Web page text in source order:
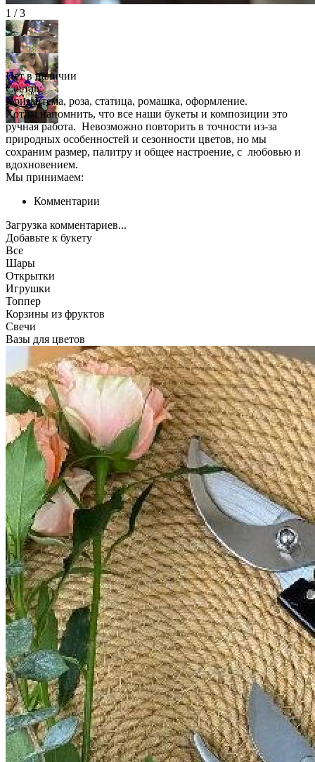
1 / 3
Нет в наличии
Состав:
Хризантема, роза, статица, ромашка, оформление.
Хотим напомнить, что все наши букеты и композиции это
ручная работа. Невозможно повторить в точности из-за
природных особенностей и сезонности цветов, но мы
сохраним размер, палитру и общее настроение, с любовью и
вдохновением.
Мы принимаем:
Комментарии
Загрузка комментариев...
Добавьте к букету
Все
Шары
Открытки
Игрушки
Топпер
Корзины из фруктов
Свечи
Вазы для цветов